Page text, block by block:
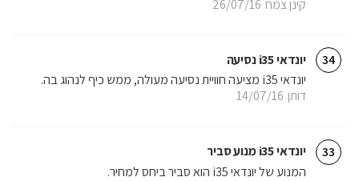
קינן צמח 26/07/16
34 יונדאי i35 נסיעה
דותן 14/07/16
יונדאי i35 מציעה חוויית נסיעה מעולה, ממש כיף לנהוג בה.
33 יונדאי i35 מנוע סביר
המנוע של יונדאי i35 הוא סביר ביחס למחיר.